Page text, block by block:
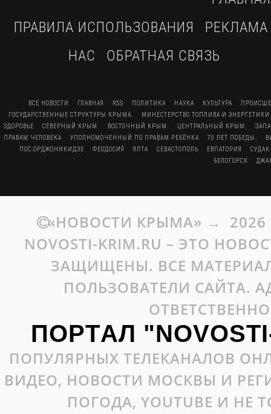
ПРАВИЛА ИСПОЛЬЗОВАНИЯ
РЕКЛАМА
НАС
ОБРАТНАЯ СВЯЗЬ
ВСЕ НОВОСТИ ГЛАВНАЯ RSS ПОЛИТИКА НАУКА КУЛЬТУРА
ГОСУДАРСТВЕННЫЕ СТРУКТУРЫ КРЫМА.
МИНЕСТЕРСТВО ТОПЛИВА И
ЗДОРОВЬЕ
СЕВЕРНЫЙ КРЫМ. ВОСТОЧНЫЙ КРЫМ. ЦЕНТРАЛЬНЫЙ КРЫМ.
ПРАВАМ ЧЕЛОВЕКА
УПОЛНОМОЧЕННЫЙ ПО ПРАВАМ РЕБЁНКА 70 ЛЕТ ПОБЕДЫ.
ПОС.ОРДЖОНИКИДЗЕ
ФЕОДОСИЯ ЯЛТА СЕВАСТОПОЛЬ ЕВПАТОРИЯ
СУДАК
БЕЛОГОРСК
«НОВОСТИ КРЫМА» → 2026
NOVOSTI-KRIM.RU – ЭТО
ЗАЩИЩЕНЫ. ВСЕ
ПОЛЬЗОВАТЕЛИ САЙТА.
ПОРТАЛ
ПОПУЛЯРНЫХ ТЕЛЕКАНАЛОВ
ВИДЕО, НОВОСТИ МОСКВЫ И
ПОГОДА, YOUTUBE И